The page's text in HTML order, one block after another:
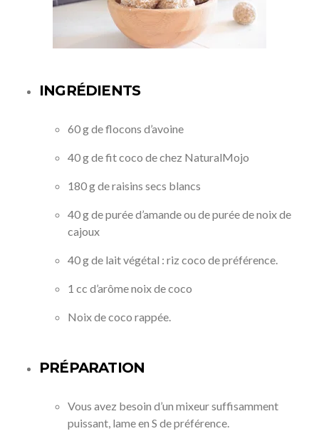
INGRÉDIENTS
60 g de flocons d’avoine
40 g de fit coco de chez NaturalMojo
180 g de raisins secs blancs
40 g de purée d’amande ou de purée de noix de
cajoux
40 g de lait végétal : riz coco de préférence.
1 cc d’arôme noix de coco
Noix de coco rappée.
PRÉPARATION
Vous avez besoin d’un mixeur suffisamment
puissant, lame en S de préférence.